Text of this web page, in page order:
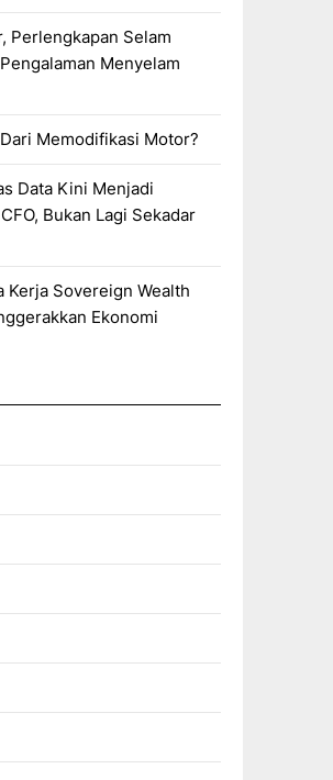
Perlengkapan Selam
Menyelam
Memodifikasi Motor?
Data Kini Menjadi
Bukan Lagi Sekadar
Kerja Sovereign Wealth
Ekonomi